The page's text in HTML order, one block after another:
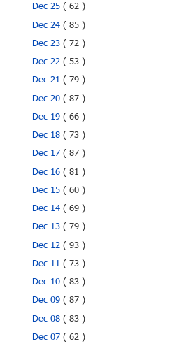
Dec 25( 62 )
Dec 24( 85 )
Dec 23( 72 )
Dec 22( 53 )
Dec 21( 79 )
Dec 20( 87 )
Dec 19( 66 )
Dec 18( 73 )
Dec 17( 87 )
Dec 16( 81 )
Dec 15( 60 )
Dec 14( 69 )
Dec 13( 79 )
Dec 12( 93 )
Dec 11( 73 )
Dec 10( 83 )
Dec 09( 87 )
Dec 08( 83 )
Dec 07( 62 )